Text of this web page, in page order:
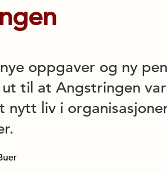
oppgaver og ny
til at Angstringen
nytt liv i